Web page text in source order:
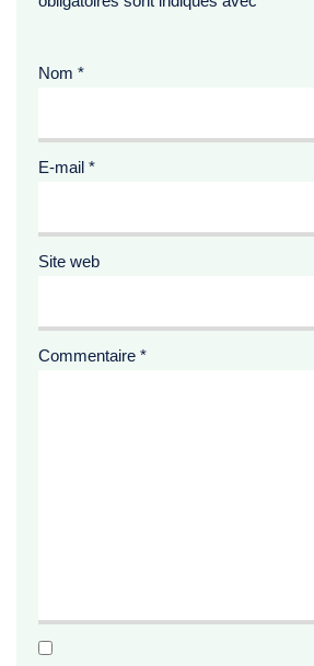
Nom *
E-mail *
Site web
Commentaire *